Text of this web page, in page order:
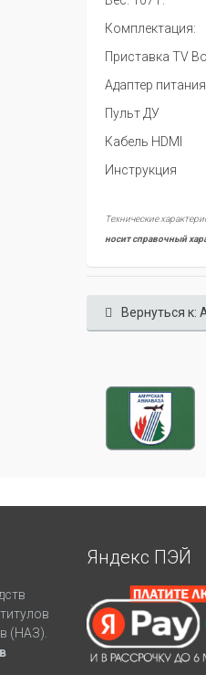
Комплектация:
Приставка TV
Адаптер питания
Пульт ДУ
Кабель HDMI
Инструкция
Технические
носит справочный
Вернуться к:
(НАЗ).
Яндекс ПЭЙ